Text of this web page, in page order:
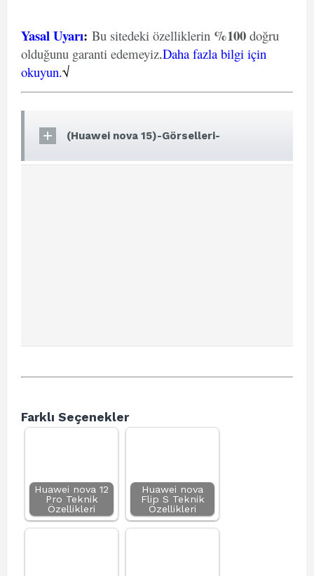
Yasal Uyarı: Bu sitedeki özelliklerin %100 doğru
olduğunu garanti edemeyiz.Daha fazla bilgi için
okuyun.√
(Huawei nova 15)-Görselleri-
Farklı Seçenekler
Huawei nova 12
Pro Teknik
Özellikleri
Huawei nova
Flip S Teknik
Özellikleri